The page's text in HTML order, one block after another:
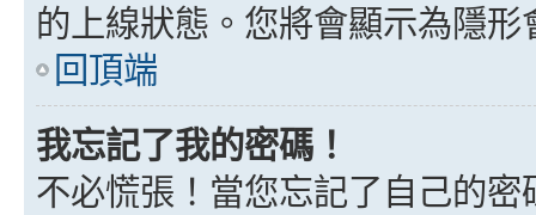
的上線狀態。您將會顯示為隱形
回頂端
我忘記了我的密碼！
不必慌張！當您忘記了自己的